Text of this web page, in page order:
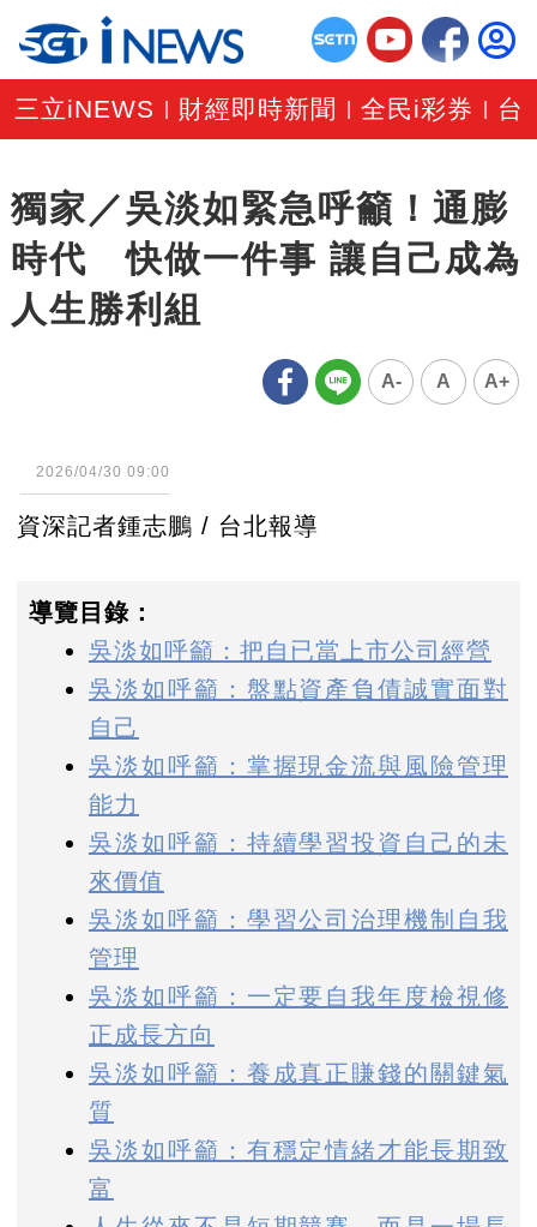
三立iNEWS 財經即時新聞 |全民i彩券 台
獨家／吳淡如緊急呼籲！通膨
時代 快做一件事 讓自己成為
人生勝利組
A- A A+
2026/04/30 09:00
資深記者鍾志鵬 / 台北報導
導覽目錄：
吳淡如呼籲：把自已當上市公司經營
吳淡如呼籲：盤點資產負債誠實面對
自己
吳淡如呼籲：掌握現金流與風險管理
能力
吳淡如呼籲：持續學習投資自己的未
來價值
吳淡如呼籲：學習公司治理機制自我
管理
吳淡如呼籲：一定要自我年度檢視修
正成長方向
吳淡如呼籲：養成真正賺錢的關鍵氣
質
吳淡如呼籲：有穩定情緒才能長期致
富